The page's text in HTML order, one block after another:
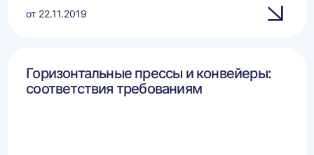
от 22.11.2019
Горизонтальные прессы и конвейеры:
соответствия требованиям